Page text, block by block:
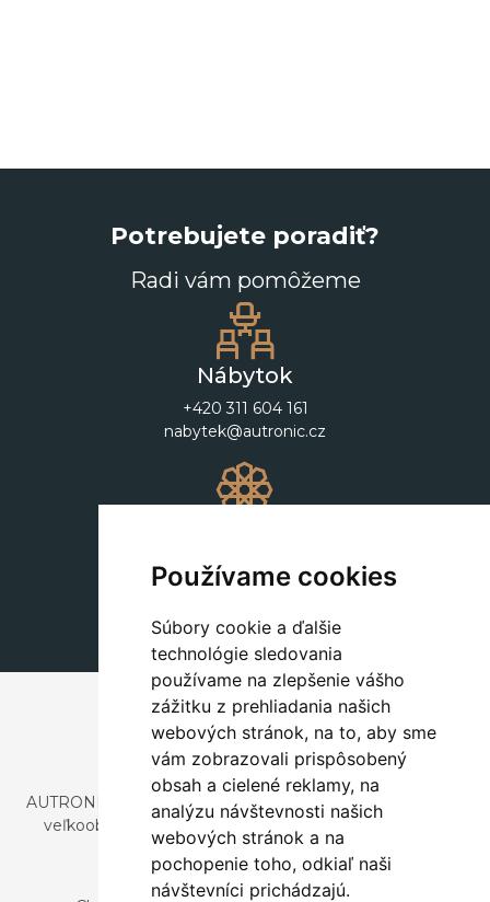
Používame cookies
Súbory cookie a ďalšie
technológie sledovania
používame na zlepšenie vášho
zážitku z prehliadania našich
webových stránok, na to, aby sme
vám zobrazovali prispôsobený
obsah a cielené reklamy, na
analýzu návštevnosti našich
webových stránok a na
pochopenie toho, odkiaľ naši
návštevníci prichádzajú.
Potrebujete poradiť?
Radi vám pomôžeme
Nábytok
+420 311 604 161
nabytek@autronic.cz
+420 311 604 182
dekorace@autronic.cz
AUTRONIC, s.r.o. je spoločnosť zaoberajúca sa dovozom a
veľkoobchodným predajom dizajnového aj štýlového
nábytku a dekorácií.
Česká republika